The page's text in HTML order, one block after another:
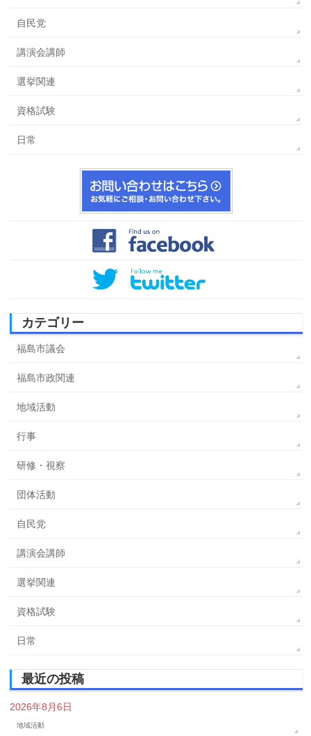
自民党
講演会講師
選挙関連
資格試験
日常
カテゴリー
福島市議会
福島市政関連
地域活動
行事
研修・視察
団体活動
自民党
講演会講師
選挙関連
資格試験
日常
最近の投稿
2026年8月6日
地域活動